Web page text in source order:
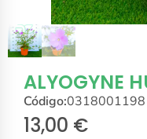
ALYOGYNE
Código:0318001198
13,00 €